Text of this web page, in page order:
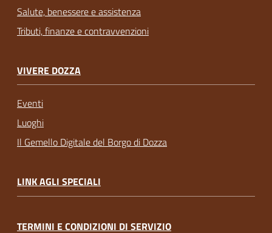
Salute, benessere e assistenza
Tributi, finanze e contravvenzioni
VIVERE DOZZA
Eventi
Luoghi
Il Gemello Digitale del Borgo di Dozza
LINK AGLI SPECIALI
TERMINI E CONDIZIONI DI SERVIZIO